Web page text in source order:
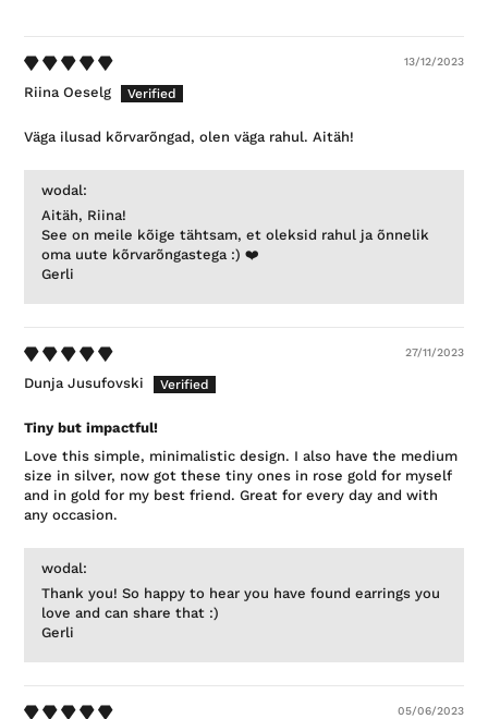
13/12/2023
Riina Oeselg
Väga ilusad kõrvarõngad, olen väga rahul. Aitäh!
wodal:
Aitäh, Riina!
See on meile kõige tähtsam, et oleksid rahul ja õnnelik
oma uute kõrvarõngastega :) ❤️
Gerli
27/11/2023
Dunja Jusufovski
Tiny but impactful!
Love this simple, minimalistic design. I also have the medium
size in silver, now got these tiny ones in rose gold for myself
and in gold for my best friend. Great for every day and with
any occasion.
wodal:
Thank you! So happy to hear you have found earrings you
love and can share that :)
Gerli
05/06/2023